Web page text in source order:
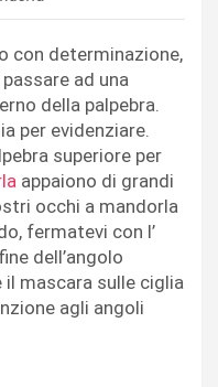
con determinazione,
ad una
della palpebra.
per evidenziare.
superiore per
appaiono di grandi
occhi a mandorla
fermatevi con l’
dell’angolo
il mascara sulle ciglia
agli angoli